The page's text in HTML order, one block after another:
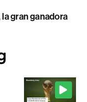
gran ganadora